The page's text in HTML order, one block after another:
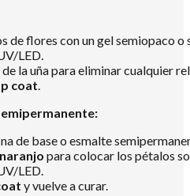
de flores con un gel semiopaco
LED.
la uña para eliminar cualquier
coat.
de base o esmalte
para colocar los pétalos
LED.
y vuelve a curar.